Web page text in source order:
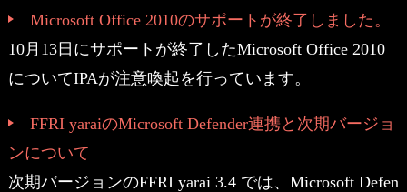
Microsoft Office 2010のサポートが終了しました。
10月13日にサポートが終了したMicrosoft Office 2010
についてIPAが注意喚起を行っています。
FFRI yaraiのMicrosoft Defender連携と次期バージョ
ンについて
次期バージョンのFFRI yarai 3.4 では、Microsoft Defen